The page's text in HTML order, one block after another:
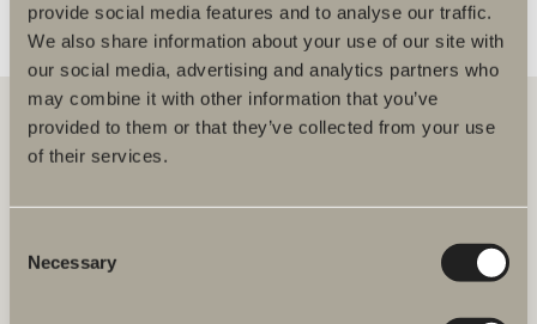
provide social media features and to analyse our traffic.
We also share information about your use of our site with
our social media, advertising and analytics partners who
may combine it with other information that you’ve
provided to them or that they’ve collected from your use
of their services.
Selection
Necessary